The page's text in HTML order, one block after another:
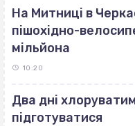
На Митниці в
пішохідно-
мільйона
10:20
Два дні
підготуватися